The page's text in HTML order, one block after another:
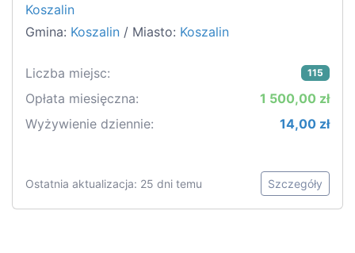
Koszalin
Gmina: Koszalin / Miasto: Koszalin
Liczba miejsc: 115
Opłata miesięczna:
1 500,00 zł
Wyżywienie dziennie:
14,00 zł
Ostatnia aktualizacja: 25 dni temu Szczegóły